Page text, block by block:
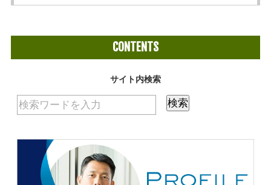
CONTENTS
サイト内検索